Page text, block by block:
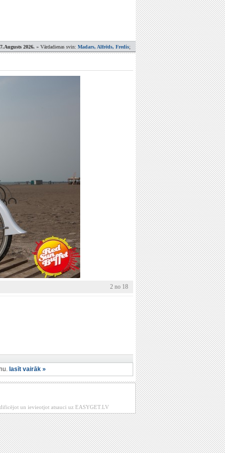
2026. » Vārdadienas svin: Madars, Alfrēds, Fredis;
2 no 18
lasīt vairāk »
un ievieotjot atsauci uz EASYGET.LV